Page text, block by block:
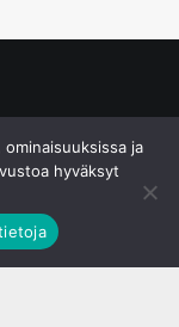
ja
hyväksyt